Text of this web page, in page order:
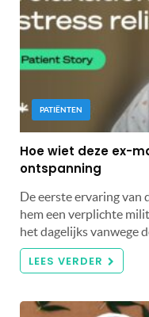
PATIËNTEN
Hoe wiet deze ex-
ontspanning
De eerste ervaring van
hem een ​​verplichte
het dagelijks vanwege
LEES VERDER